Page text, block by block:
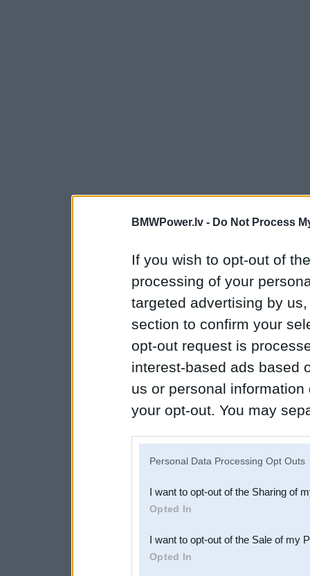
BMWPower.lv - Do Not Process
If you wish to opt-out of
processing of your
targeted advertising by
section to confirm your
opt-out request is
interest-based ads based
us or personal
your opt-out. You may
Downstream Participants
third parties.
Personal Data Processing Opt Outs
I want to opt-out of the Sharing of
Opted In
I want to opt-out of the Sale of my
Opted In